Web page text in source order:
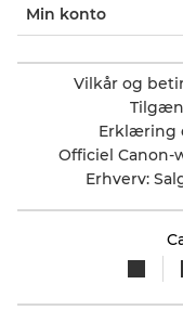
Min konto
Vilkår og
Erklæring
Officiel Canon-
Erhverv: